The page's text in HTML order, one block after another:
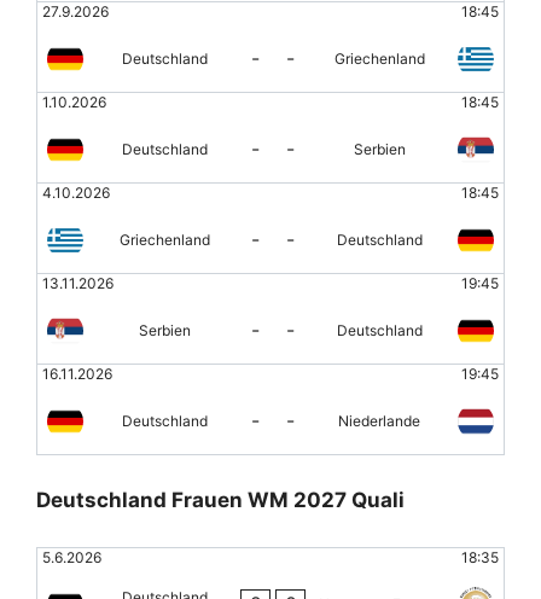
27.9.2026 18:45
Deutschland - - Griechenland
1.10.2026 18:45
Deutschland - - Serbien
4.10.2026 18:45
Griechenland - - Deutschland
13.11.2026 19:45
Serbien - - Deutschland
16.11.2026 19:45
Deutschland - - Niederlande
Deutschland Frauen WM 2027 Quali
5.6.2026 18:35